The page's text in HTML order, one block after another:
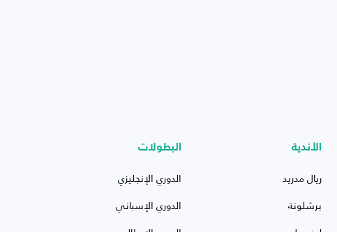
الأندية
ريال مدريد
برشلونة
البطولات
الدوري الإنجليزي
الدوري الإسباني